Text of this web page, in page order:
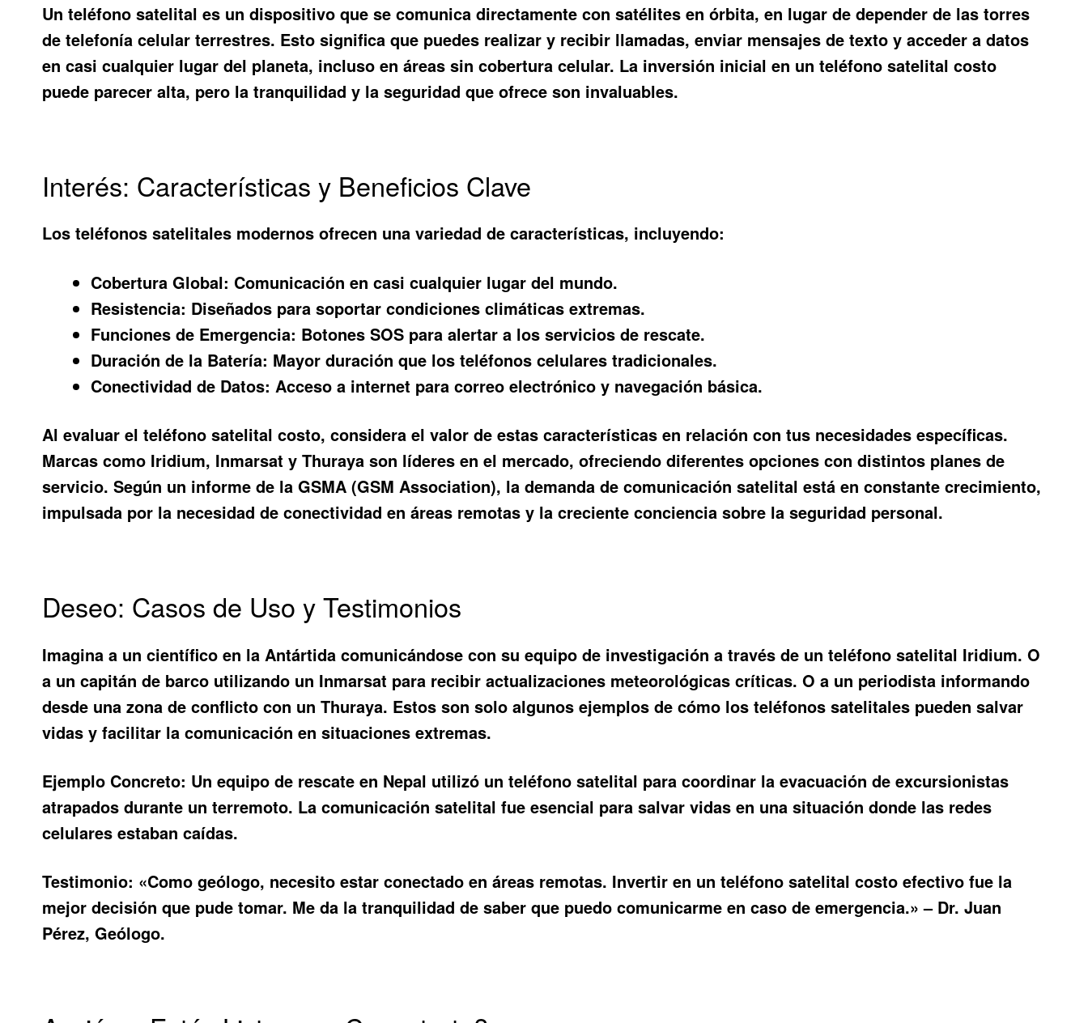
Un teléfono satelital es un dispositivo que se comunica directamente con satélites en órbita, en lugar de depender de las torres
de telefonía celular terrestres. Esto significa que puedes realizar y recibir llamadas, enviar mensajes de texto y acceder a datos
en casi cualquier lugar del planeta, incluso en áreas sin cobertura celular. La inversión inicial en unteléfono satelital costo
puede parecer alta, pero la tranquilidad y la seguridad que ofrece son invaluables.
Interés: Características y Beneficios Clave
Los teléfonos satelitales modernos ofrecen una variedad de características, incluyendo:
Cobertura Global: Comunicación en casi cualquier lugar del mundo.
Resistencia: Diseñados para soportar condiciones climáticas extremas.
Funciones de Emergencia: Botones SOS para alertar a los servicios de rescate.
Duración de la Batería: Mayor duración que los teléfonos celulares tradicionales.
Conectividad de Datos: Acceso a internet para correo electrónico y navegación básica.
Al evaluar elteléfono satelital costo, considera el valor de estas características en relación con tus necesidades específicas.
Marcas como Iridium, Inmarsat y Thuraya son líderes en el mercado, ofreciendo diferentes opciones con distintos planes de
servicio. Según un informe de la GSMA (GSM Association), la demanda de comunicación satelital está en constante crecimiento,
impulsada por la necesidad de conectividad en áreas remotas y la creciente conciencia sobre la seguridad personal.
Deseo: Casos de Uso y Testimonios
Imagina a un científico en la Antártida comunicándose con su equipo de investigación a través de un teléfono satelital Iridium. O
a un capitán de barco utilizando un Inmarsat para recibir actualizaciones meteorológicas críticas. O a un periodista informando
desde una zona de conflicto con un Thuraya. Estos son solo algunos ejemplos de cómo los teléfonos satelitales pueden salvar
vidas y facilitar la comunicación en situaciones extremas.
Ejemplo Concreto: Un equipo de rescate en Nepal utilizó un teléfono satelital para coordinar la evacuación de excursionistas
atrapados durante un terremoto. La comunicación satelital fue esencial para salvar vidas en una situación donde las redes
celulares estaban caídas.
Testimonio: «Como geólogo, necesito estar conectado en áreas remotas. Invertir en unteléfono satelital costo efectivo fue la
mejor decisión que pude tomar. Me da la tranquilidad de saber que puedo comunicarme en caso de emergencia.» – Dr. Juan
Pérez, Geólogo.